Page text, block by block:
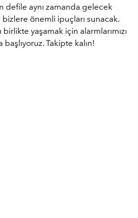
defile aynı zamanda gelecek
bizlere önemli ipuçları sunacak.
yaşamak için alarmlarımızı
başlıyoruz. Takipte kalın!